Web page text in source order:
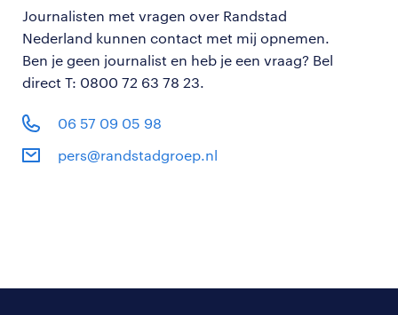
Journalisten met vragen over Randstad
Nederland kunnen contact met mij opnemen.
Ben je geen journalist en heb je een vraag? Bel
direct T: 0800 72 63 78 23.
06 57 09 05 98
pers@randstadgroep.nl